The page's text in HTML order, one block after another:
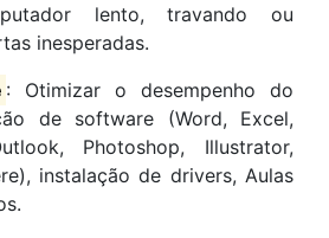
lento, travando ou
inesperadas.
: Otimizar o desempenho do
de software (Word, Excel,
Photoshop, Illustrator,
instalação de drivers, Aulas